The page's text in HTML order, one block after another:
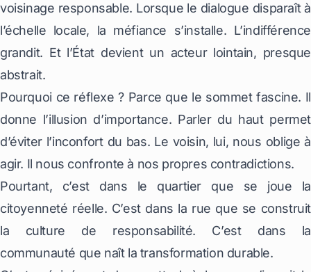
voisinage responsable. Lorsque le dialogue disparaît à
l’échelle locale, la méfiance s’installe. L’indifférence
grandit. Et l’État devient un acteur lointain, presque
abstrait.
Pourquoi ce réflexe ? Parce que le sommet fascine. Il
donne l’illusion d’importance. Parler du haut permet
d’éviter l’inconfort du bas. Le voisin, lui, nous oblige à
agir. Il nous confronte à nos propres contradictions.
Pourtant, c’est dans le quartier que se joue la
citoyenneté réelle. C’est dans la rue que se construit
la culture de responsabilité. C’est dans la
communauté que naît la transformation durable.